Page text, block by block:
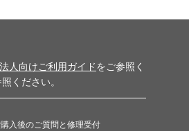
法人向けご利用ガイドをご参照く
ください。
購入後のご質問と修理受付